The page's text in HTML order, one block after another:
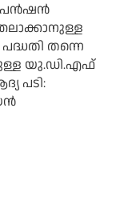
പെന്‍ഷന്‍
തന്നെ
യു.ഡി.എഫ്
പടി: